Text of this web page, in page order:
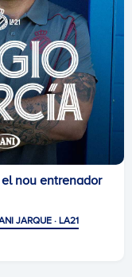
nou entrenador
JARQUE · LA21